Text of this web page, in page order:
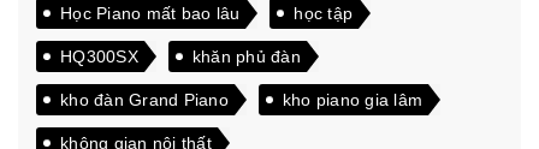
Học Piano mất bao lâu học tập
HQ300SX khăn phủ đàn
kho đàn Grand Piano kho piano gia lâm
không gian nội thất